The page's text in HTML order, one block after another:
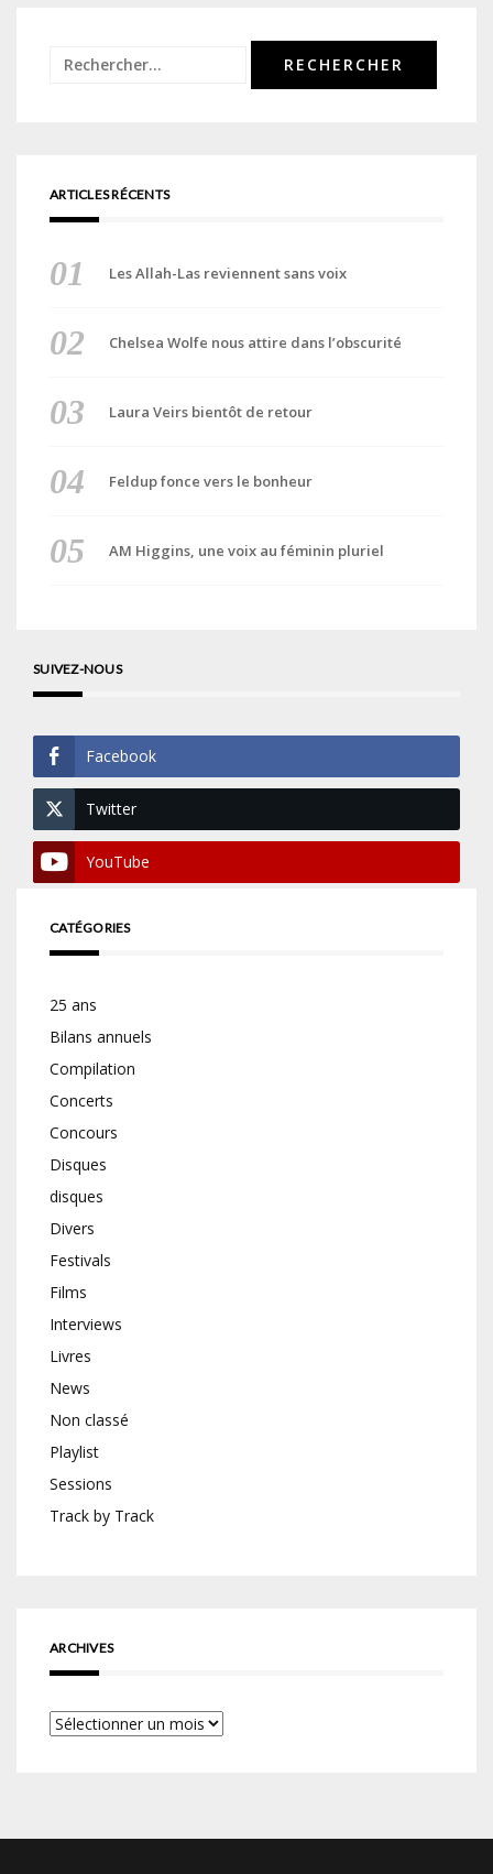
Rechercher :
ARTICLES RÉCENTS
Les Allah-Las reviennent sans voix
Chelsea Wolfe nous attire dans l’obscurité
Laura Veirs bientôt de retour
Feldup fonce vers le bonheur
AM Higgins, une voix au féminin pluriel
SUIVEZ-NOUS
Facebook
Twitter
YouTube
CATÉGORIES
25 ans
Bilans annuels
Compilation
Concerts
Concours
Disques
disques
Divers
Festivals
Films
Interviews
Livres
News
Non classé
Playlist
Sessions
Track by Track
ARCHIVES
Archives